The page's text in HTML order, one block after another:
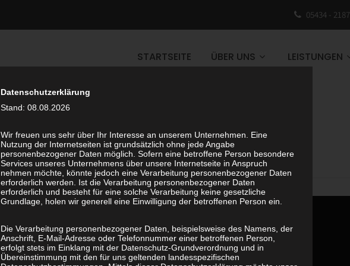
05434 - 2187
STARTSEITE ÜBER UNS LEISTUNGEN
Kontakt
Datenschutzerklärung
Stand: 08.08.2026
Wir freuen uns sehr über Ihr Interesse an unserem Unternehmen. Eine
Nutzung der Internetseiten ist grundsätzlich ohne jede Angabe
personenbezogener Daten möglich. Sofern eine betroffene Person besondere
Services unseres Unternehmens über unsere Internetseite in Anspruch
nehmen möchte, könnte jedoch eine Verarbeitung personenbezogener Daten
erforderlich werden. Ist die Verarbeitung personenbezogener Daten
erforderlich und besteht für eine solche Verarbeitung keine gesetzliche
Grundlage, holen wir generell eine Einwilligung der betroffenen Person ein.
Die Verarbeitung personenbezogener Daten, beispielsweise des Namens, der
Anschrift, E-Mail-Adresse oder Telefonnummer einer betroffenen Person,
erfolgt stets im Einklang mit der Datenschutz-Grundverordnung und in
Übereinstimmung mit den für uns geltenden landesspezifischen